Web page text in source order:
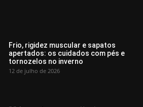
Frio, rigidez muscular e sapatos
apertados: os cuidados com pés e
tornozelos no inverno
12 de julho de 2026